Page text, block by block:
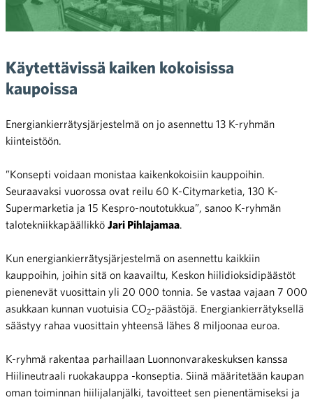
Käytettävissä kaiken kokoisissa
kaupoissa
Energiankierrätysjärjestelmä on jo asennettu 13 K-ryhmän
kiinteistöön.
”Konsepti voidaan monistaa kaikenkokoisiin kauppoihin.
Seuraavaksi vuorossa ovat reilu 60 K-Citymarketia, 130 K-
Supermarketia ja 15 Kespro-noutotukkua”, sanoo K-ryhmän
talotekniikkapäällikkö Jari Pihlajamaa.
Kun energiankierrätysjärjestelmä on asennettu kaikkiin
kauppoihin, joihin sitä on kaavailtu, Keskon hiilidioksidipäästöt
pienenevät vuosittain yli 20 000 tonnia. Se vastaa vajaan 7 000
asukkaan kunnan vuotuisia CO2-päästöjä. Energiankierrätyksellä
säästyy rahaa vuosittain yhteensä lähes 8 miljoonaa euroa.
K-ryhmä rakentaa parhaillaan Luonnonvarakeskuksen kanssa
Hiilineutraali ruokakauppa -konseptia. Siinä määritetään kaupan
oman toiminnan hiilijalanjälki, tavoitteet sen pienentämiseksi ja